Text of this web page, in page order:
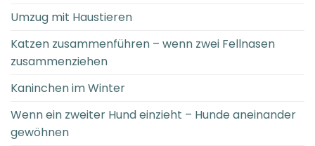
Umzug mit Haustieren
Katzen zusammenführen – wenn zwei Fellnasen
zusammenziehen
Kaninchen im Winter
Wenn ein zweiter Hund einzieht – Hunde aneinander
gewöhnen